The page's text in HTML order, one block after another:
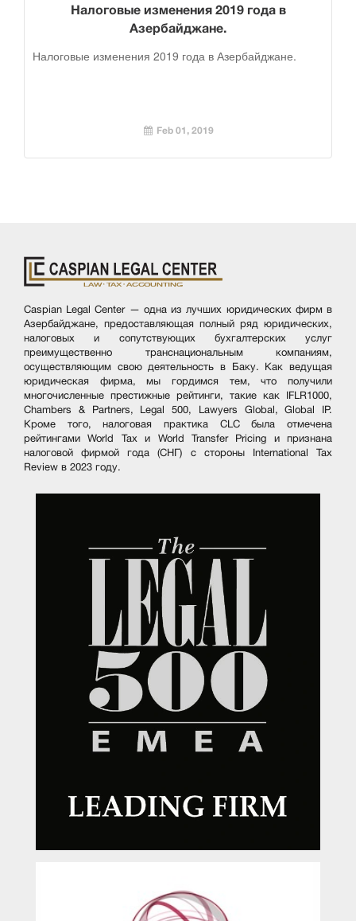
Налоговые изменения 2019 года в
Азербайджане.
Налоговые изменения 2019 года в Азербайджане.
Feb 01, 2019
Caspian Legal Center — одна из лучших юридических фирм в
Азербайджане, предоставляющая полный ряд юридических,
налоговых и сопутствующих бухгалтерских услуг
преимущественно транснациональным компаниям,
осуществляющим свою деятельность в Баку. Как ведущая
юридическая фирма, мы гордимся тем, что получили
многочисленные престижные рейтинги, такие как IFLR1000,
Chambers & Partners, Legal 500, Lawyers Global, Global IP.
Кроме того, налоговая практика CLC была отмечена
рейтингами World Tax и World Transfer Pricing и признана
налоговой фирмой года (СНГ) с стороны International Tax
Review в 2023 году.